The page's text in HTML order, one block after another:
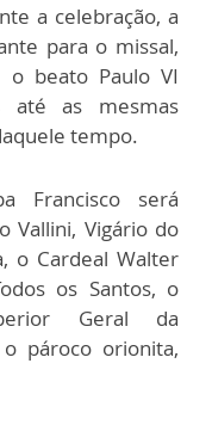
a celebração, a
para o missal,
o beato Paulo VI
até as mesmas
tempo.
Francisco será
Vallini, Vigário do
o Cardeal Walter
os Santos, o
Geral da
pároco orionita,